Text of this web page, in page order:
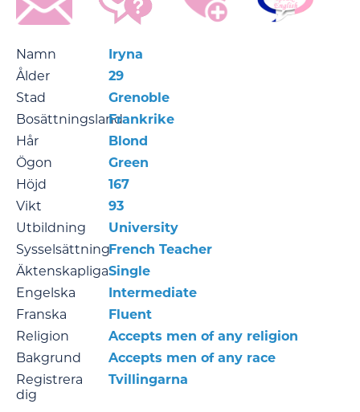
Namn
Iryna
Ålder
29
Stad
Grenoble
BosättningslandFrankrike
Hår
Blond
Ögon
Green
Höjd
167
Vikt
93
Utbildning
University
SysselsättningFrench Teacher
ÄktenskapligaSingle
Engelska
Intermediate
Franska
Fluent
Religion
Accepts men of any religion
Bakgrund
Accepts men of any race
Registrera
dig
Tvillingarna